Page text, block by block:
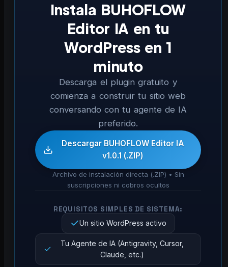
Instala BUHOFLOW
Editor IA en tu
WordPress en 1
minuto
Descarga el plugin gratuito y
comienza a construir tu sitio web
conversando con tu agente de IA
preferido.
Descargar BUHOFLOW Editor IA
v1.0.1 (.ZIP)
Archivo de instalación directa (.ZIP) • Sin
suscripciones ni cobros ocultos
REQUISITOS SIMPLES DE SISTEMA:
Un sitio WordPress activo
Tu Agente de IA (Antigravity, Cursor,
Claude, etc.)